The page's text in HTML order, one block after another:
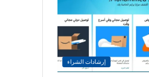
إرشادات الشراء